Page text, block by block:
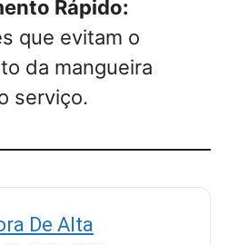
Rápido:
que evitam o
da mangueira
serviço.